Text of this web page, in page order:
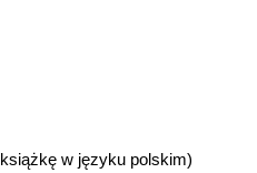
w języku polskim)